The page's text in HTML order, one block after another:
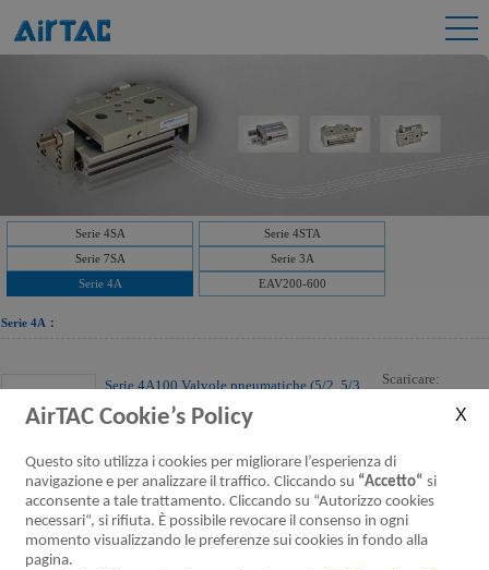
Serie 4SA
Serie 4STA
Serie 7SA
Serie 3A
Serie 4A
EAV200-600
Serie 4A：
Serie 4A100 Valvole pneumatiche (5/2, 5/3
4A100,Valvole pneumatiche
Scaricare:
Serie 4A200 Valvole pneumatiche (5/2, 5/3
vie)
4A200,Valvole pneumatiche[parametri]
Scaricare:
AirTAC Cookie’s Policy
Questo sito utilizza i cookies per migliorare l’esperienza di
navigazione e per analizzare il traffico. Cliccando su “Accetto“ si
acconsente a tale trattamento. Cliccando su “Autorizzo cookies
necessari“, si rifiuta. È possibile revocare il consenso in ogni
momento visualizzando le preferenze sui cookies in fondo alla
pagina.